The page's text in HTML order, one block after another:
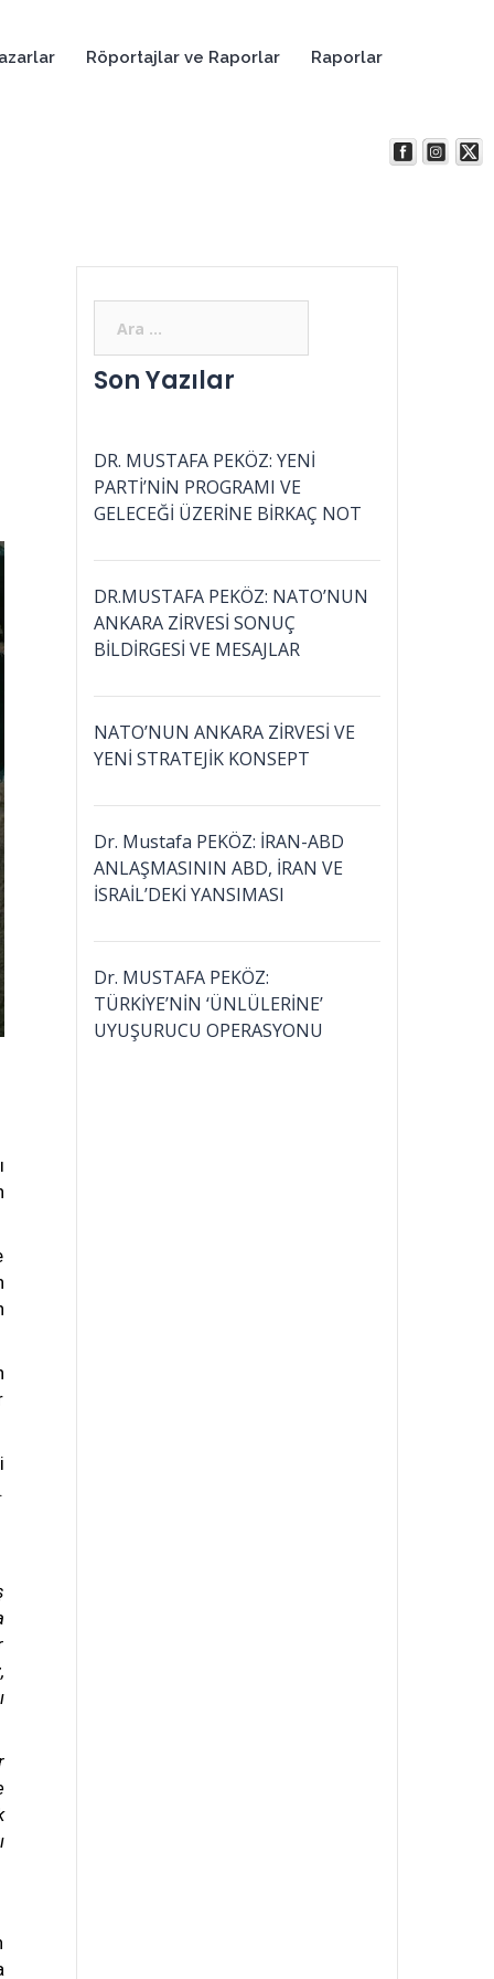
Röportajlar ve Raporlar Raporlar
Son Yazılar
DR. MUSTAFA PEKÖZ: YENİ
PARTİ’NİN PROGRAMI VE
GELECEĞİ ÜZERİNE BİRKAÇ NOT
DR.MUSTAFA PEKÖZ: NATO’NUN
ANKARA ZİRVESİ SONUÇ
BİLDİRGESİ VE MESAJLAR
NATO’NUN ANKARA ZİRVESİ VE
YENİ STRATEJİK KONSEPT
Dr. Mustafa PEKÖZ: İRAN-ABD
ANLAŞMASININ ABD, İRAN VE
İSRAİL’DEKİ YANSIMASI
Dr. MUSTAFA PEKÖZ:
TÜRKİYE’NİN ‘ÜNLÜLERİNE’
UYUŞURUCU OPERASYONU